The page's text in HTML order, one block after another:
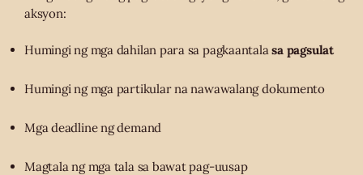
aksyon:
Humingi ng mga dahilan para sa pagkaantalasa pagsulat
Humingi ng mga partikular na nawawalang dokumento
Mga deadline ng demand
Magtala ng mga tala sa bawat pag-uusap